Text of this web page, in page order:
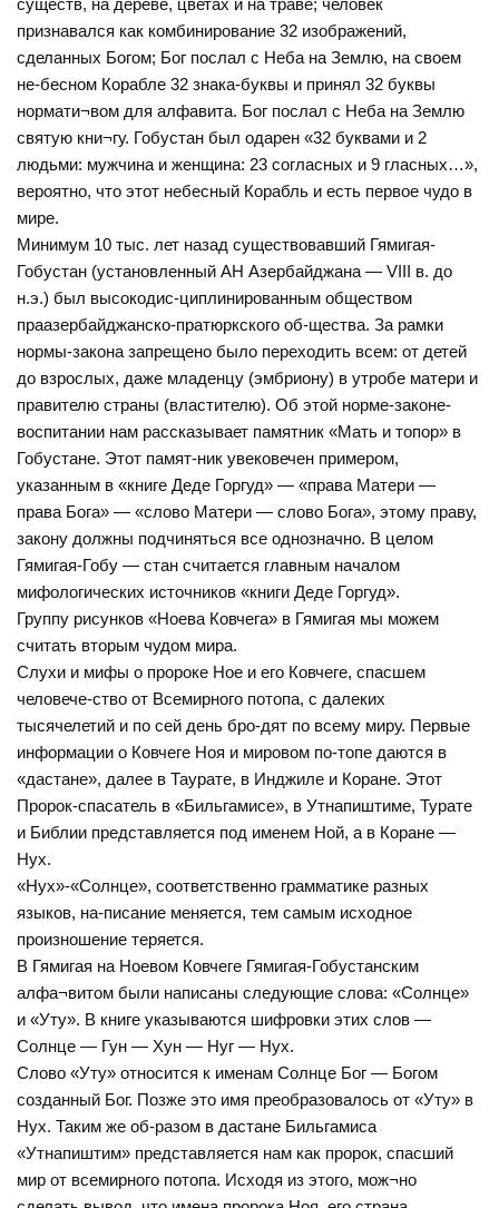
существ, на дереве, цветах и на траве; человек
признавался как комбинирование 32 изображений,
сделанных Богом; Бог послал с Неба на Землю, на своем
не-бесном Корабле 32 знака-буквы и принял 32 буквы
нормати¬вом для алфавита. Бог послал с Неба на Землю
святую кни¬гу. Гобустан был одарен «32 буквами и 2
людьми: мужчина и женщина: 23 согласных и 9 гласных…»,
вероятно, что этот небесный Корабль и есть первое чудо в
мире.
Минимум 10 тыс. лет назад существовавший Гямигая-
Гобустан (установленный АН Азербайджана — VIII в. до
н.э.) был высокодис-циплинированным обществом
праазербайджанско-пратюркского об-щества. За рамки
нормы-закона запрещено было переходить всем: от детей
до взрослых, даже младенцу (эмбриону) в утробе матери и
правителю страны (властителю). Об этой норме-законе-
воспитании нам рассказывает памятник «Мать и топор» в
Гобустане. Этот памят-ник увековечен примером,
указанным в «книге Деде Горгуд» — «права Матери —
права Бога» — «слово Матери — слово Бога», этому праву,
закону должны подчиняться все однозначно. В целом
Гямигая-Гобу — стан считается главным началом
мифологических источников «книги Деде Горгуд».
Группу рисунков «Ноева Ковчега» в Гямигая мы можем
считать вторым чудом мира.
Слухи и мифы о пророке Ное и его Ковчеге, спасшем
человече-ство от Всемирного потопа, с далеких
тысячелетий и по сей день бро-дят по всему миру. Первые
информации о Ковчеге Ноя и мировом по-топе даются в
«дастане», далее в Таурате, в Инджиле и Коране. Этот
Пророк-спасатель в «Бильгамисе», в Утнапиштиме, Турате
и Библии представляется под именем Ной, а в Коране —
Нух.
«Нух»-«Солнце», соответственно грамматике разных
языков, на-писание меняется, тем самым исходное
произношение теряется.
В Гямигая на Ноевом Ковчеге Гямигая-Гобустанским
алфа¬витом были написаны следующие слова: «Солнце»
и «Уту». В книге указываются шифровки этих слов —
Солнце — Гун — Хун — Нуг — Нух.
Слово «Уту» относится к именам Солнце Бог — Богом
созданный Бог. Позже это имя преобразовалось от «Уту» в
Нух. Таким же об-разом в дастане Бильгамиса
«Утнапиштим» представляется нам как пророк, спасший
мир от всемирного потопа. Исходя из этого, мож¬но